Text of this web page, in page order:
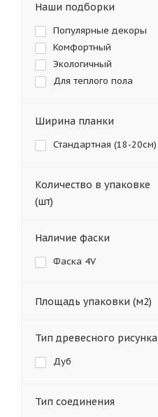
Наши подборки
Популярные декоры
Комфортный
Экологичный
Для теплого пола
Ширина планки
Стандартная (18-20см)
Количество в упаковке
(шт)
Наличие фаски
Фаска 4V
Площадь упаковки (м2)
Тип древесного рисунка
Дуб
Тип соединения